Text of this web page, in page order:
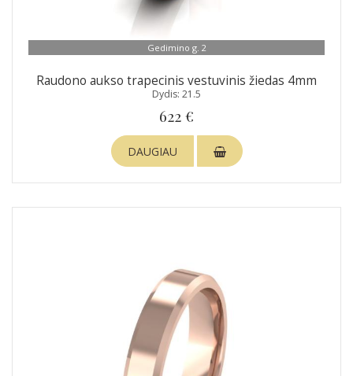
Gedimino g. 2
Raudono aukso trapecinis vestuvinis žiedas 4mm
Dydis: 21.5
622 €
DAUGIAU